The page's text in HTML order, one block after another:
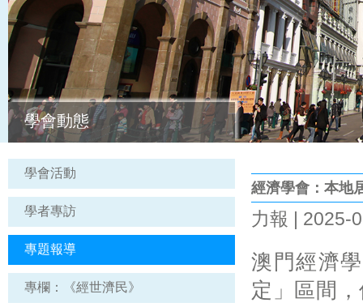
學會動態
學會活動
學者專訪
專題報導
專欄：《經世濟民》
經濟學會：本地
力報 | 2025-
澳門經濟
定」區間